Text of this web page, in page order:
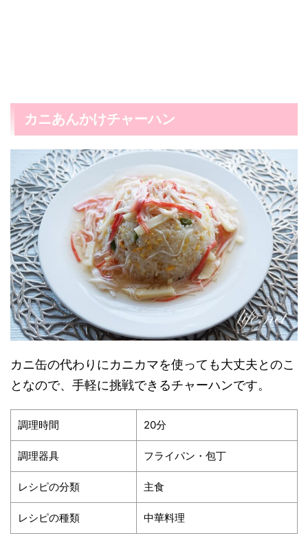
カニあんかけチャーハン
カニ缶の代わりにカニカマを使っても大丈夫とのこ
となので、手軽に挑戦できるチャーハンです。
調理時間 20分
調理器具 フライパン・包丁
レシピの分類 主食
レシピの種類 中華料理